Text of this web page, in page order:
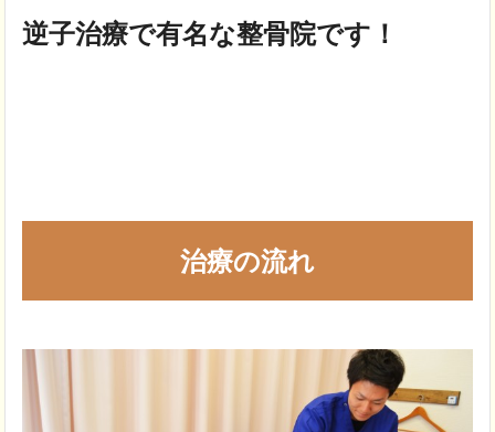
逆子治療で有名な整骨院です！
治療の流れ